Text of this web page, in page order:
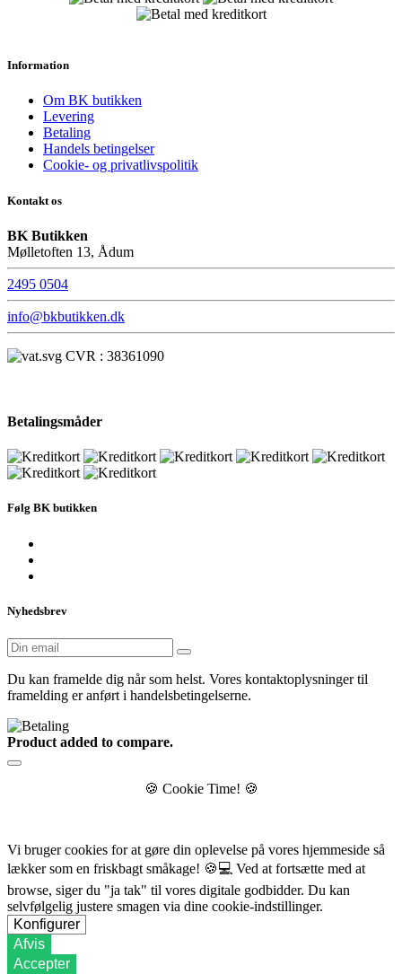
Information
Om BK butikken
Levering
Betaling
Handels betingelser
Cookie- og privatlivspolitik
Kontakt os
BK Butikken
Mølletoften 13, Ådum
2495 0504
info@bkbutikken.dk
CVR : 38361090
Betalingsmåder
Følg BK butikken
Nyhedsbrev
Du kan framelde dig når som helst. Vores kontaktoplysninger til
framelding er anført i handelsbetingelserne.
Product added to compare.
🍪 Cookie Time! 🍪
Vi bruger cookies for at gøre din oplevelse på vores hjemmeside så
lækker som en friskbagt småkage! 🍪💻 Ved at fortsætte med at
browse, siger du "ja tak" til vores digitale godbidder. Du kan
selvfølgelig justere smagen via dine cookie-indstillinger.
Konfigurer
Afvis
Accepter